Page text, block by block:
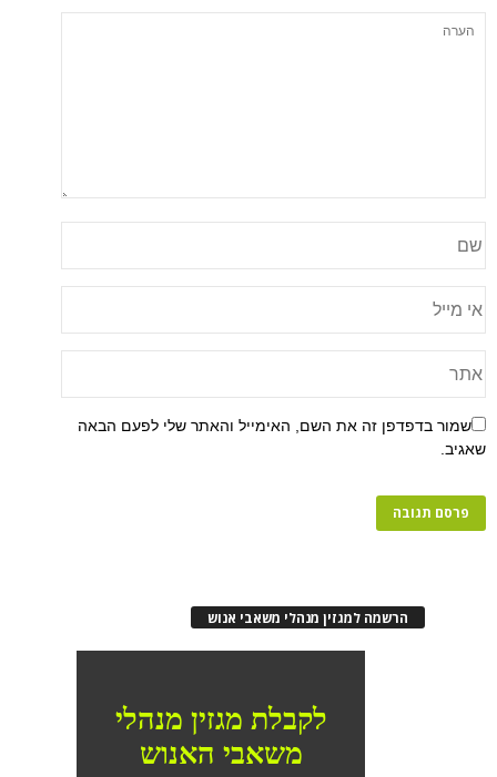
שמור בדפדפן זה את השם, האימייל והאתר שלי לפעם הבאה
שאגיב.
הרשמה למגזין מנהלי משאבי אנוש